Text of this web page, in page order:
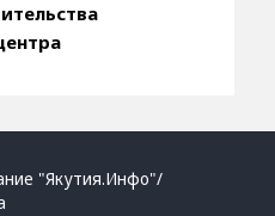
"Якутия.Инфо"/